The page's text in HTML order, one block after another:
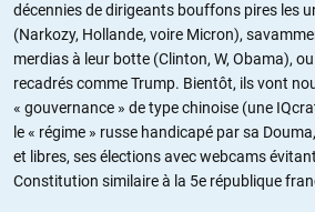
décennies de dirigeants bouffons pires les
(Narkozy, Hollande, voire Micron),
merdias à leur botte (Clinton, W, Obama),
recadrés comme Trump. Bientôt, ils vont
« gouvernance » de type chinoise (une
le « régime » russe handicapé par sa
et libres, ses élections avec webcams
Constitution similaire à la 5e république